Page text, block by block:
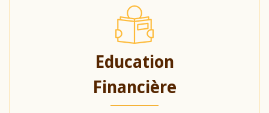
Education
Financière